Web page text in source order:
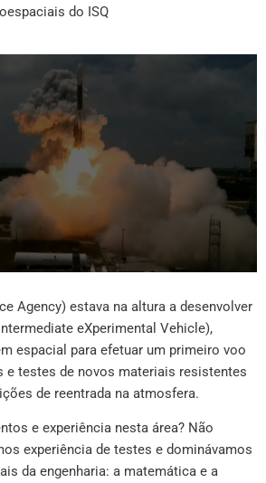
do ISQ
Agency) estava na altura a desenvolver
eXperimental Vehicle),
espacial para efetuar um primeiro voo
e testes de novos materiais resistentes
de reentrada na atmosfera.
e experiência nesta área? Não
experiência de testes e dominávamos
da engenharia: a matemática e a